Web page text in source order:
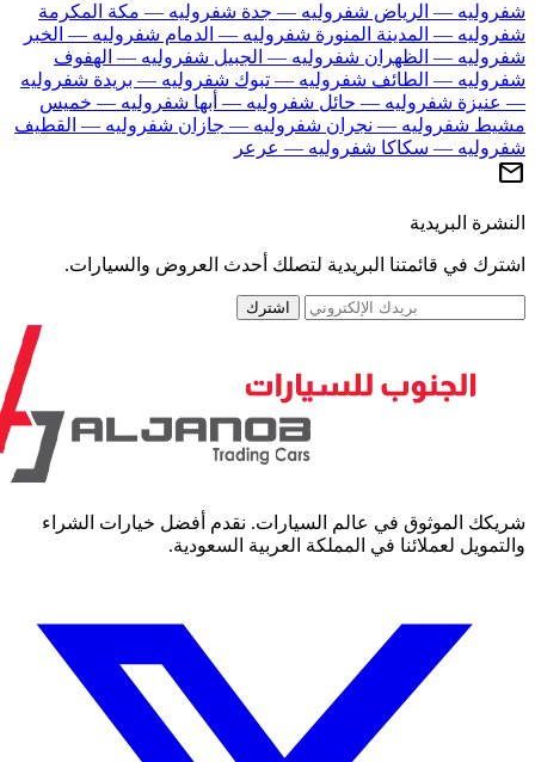
— الرياضشفروليه — جدة شفروليه — مكة المكرمة
— المدينة المنورةشفروليه — الدمامشفروليه — الخبر
— الظهرانشفروليه — الجبيلشفروليه — الهفوف
— الطائفشفروليه — تبوكشفروليه — بريدة شفروليه
شفروليه — حائلشفروليه — أبهاشفروليه — خميس
شفروليه — نجرانشفروليه — جازانشفروليه — القطيف
— سكاكاشفروليه — عرعر
البريدية
في قائمتنا البريدية لتصلك أحدث العروض والسيارات.
اشترك
الموثوق في عالم السيارات. نقدم أفضل خيارات الشراء
لعملائنا في المملكة العربية السعودية.